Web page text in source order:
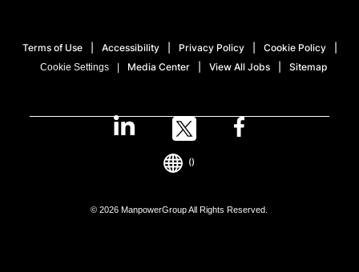
Terms of Use Accessibility Privacy Policy Cookie Policy
Cookie Settings Media Center View All Jobs Sitemap
© 2026 ManpowerGroup All Rights Reserved.
()